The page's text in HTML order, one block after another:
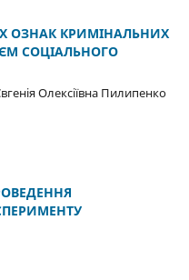
ОЗНАК КРИМІНАЛЬНИХ
СОЦІАЛЬНОГО
Олексіївна Пилипенко